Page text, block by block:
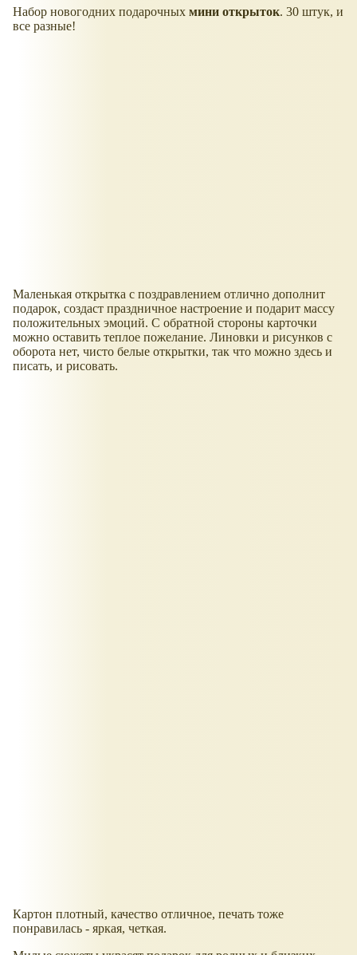
Набор новогодних подарочных мини открыток. 30 штук, и
все разные!
Маленькая открытка с поздравлением отлично дополнит
подарок, создаст праздничное настроение и подарит массу
положительных эмоций. С обратной стороны карточки
можно оставить теплое пожелание. Линовки и рисунков с
оборота нет, чисто белые открытки, так что можно здесь и
писать, и рисовать.
Картон плотный, качество отличное, печать тоже
понравилась - яркая, четкая.